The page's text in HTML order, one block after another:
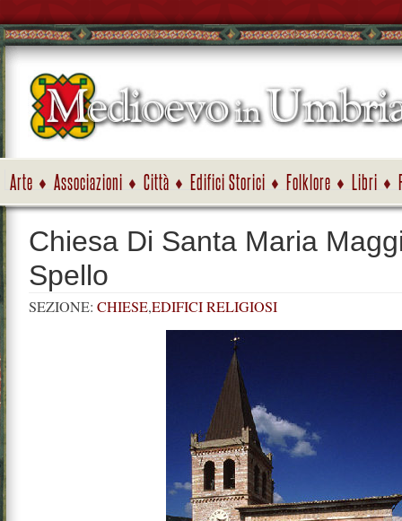
Arte Associazioni Città Edifici Storici Folklore Libri
Chiesa Di Santa Maria
Spello
SEZIONE: CHIESE,EDIFICI RELIGIOSI